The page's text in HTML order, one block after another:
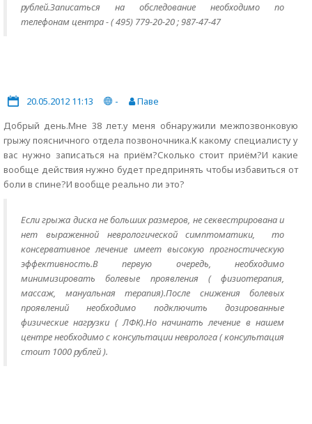
рублей.Записаться на обследование необходимо по
телефонам центра - ( 495) 779-20-20 ; 987-47-47
20.05.2012 11:13 -
Паве
Добрый день.Мне 38 лет.у меня обнаружили межпозвонковую
грыжу поясничного отдела позвоночника.К какому специалисту у
вас нужно записаться на приём?Сколько стоит приём?И какие
вообще действия нужно будет предпринять чтобы избавиться от
боли в спине?И вообще реально ли это?
Если грыжа диска не больших размеров, не секвестрирована и
нет выраженной неврологической симптоматики, то
консервативное лечение имеет высокую прогностическую
эффективность.В первую очередь, необходимо
минимизировать болевые проявления ( физиотерапия,
массаж, мануальная терапия).После снижения болевых
проявлений необходимо подключить дозированные
физические нагрузки ( ЛФК).Но начинать лечение в нашем
центре необходимо с консультации невролога ( консультация
стоит 1000 рублей ).